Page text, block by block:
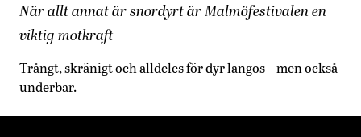
När allt annat är snordyrt är Malmöfestivalen en
viktig motkraft
Trångt, skränigt och alldeles för dyr langos – men också
underbar.